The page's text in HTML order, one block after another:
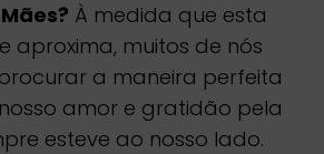
À medida que esta
aproxima, muitos de nós
a maneira perfeita
amor e gratidão pela
esteve ao nosso lado.